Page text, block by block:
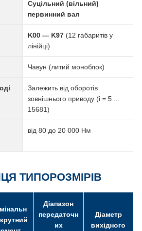
Суцільний (вільний)
первинний вал
K00 — K97 (12 габаритів у
лінійці)
Чавун (литий моноблок)
Залежить від оборотів
зовнішнього приводу (i = 5 ...
15681)
від 80 до 20 000 Нм
ТИПОРОЗМІРІВ
Діапазон
передаточн
их
Діаметр
вихідного